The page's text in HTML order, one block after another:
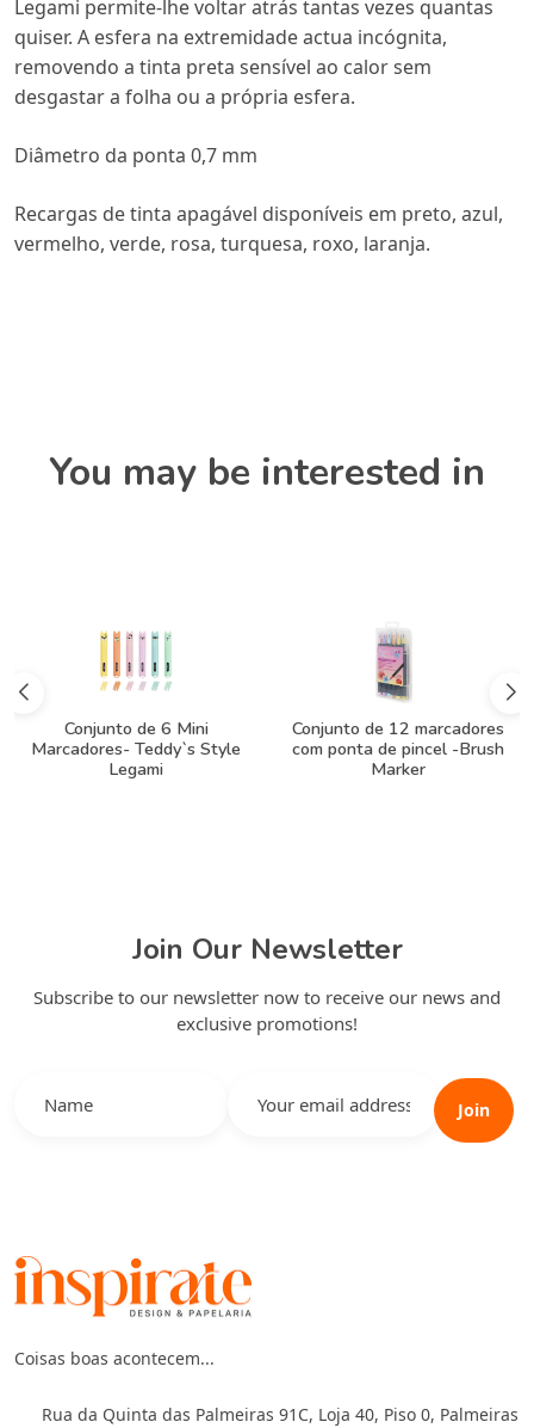
Legami permite-lhe voltar atrás tantas vezes quantas
quiser. A esfera na extremidade actua incógnita,
removendo a tinta preta sensível ao calor sem
desgastar a folha ou a própria esfera.
Diâmetro da ponta 0,7 mm
Recargas de tinta apagável disponíveis em preto, azul,
vermelho, verde, rosa, turquesa, roxo, laranja.
You may be interested in
Conjunto de 6 Mini
Marcadores- Teddy`s Style
Legami
Conjunto de 12 marcadores
com ponta de pincel -Brush
Marker
Join Our Newsletter
Subscribe to our newsletter now to receive our news and
exclusive promotions!
Join
Coisas boas acontecem...
Rua da Quinta das Palmeiras 91C, Loja 40, Piso 0, Palmeiras